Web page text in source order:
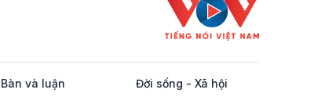
Bàn và luận Đời sống - Xã hội